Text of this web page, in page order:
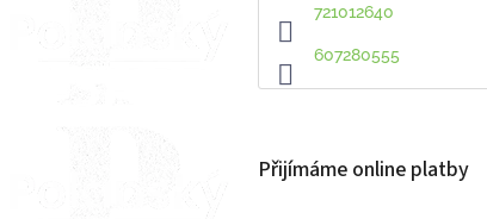
721012640
607280555
Přijímáme online platby